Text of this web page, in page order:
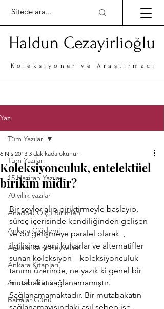
Haldun Cezayirlioğlu
Koleksiyoner ve Araştırmacı
Yazı
Tüm Yazılar
15 Haziran Yazıları
70 yıllık yazılar
Anadolu Ölçü Birimleri
Ankara Çiğdemi
Ankara Kent Heykelleri
Ankara Kitapları
Anneler Günü
Babalar Günü
Tüm Yazılar
Koleksiyonculuk, entelektüel
birikim midir?
6 Nis 2013 3 dakikada okunur
Bir şeyler alıp biriktirmeyle başlayıp,
süreç içerisinde kendiliğinden gelişen
ve bu gelişmeye paralel olarak  ,
ilgilisine  yeni kulvarlar ve alternatifler
sunan koleksiyon – koleksiyonculuk
tanımı üzerinde, ne yazık ki genel bir
mutabakat sağlanamamıştır.
Sağlanamamaktadır. Bir mutabakatın